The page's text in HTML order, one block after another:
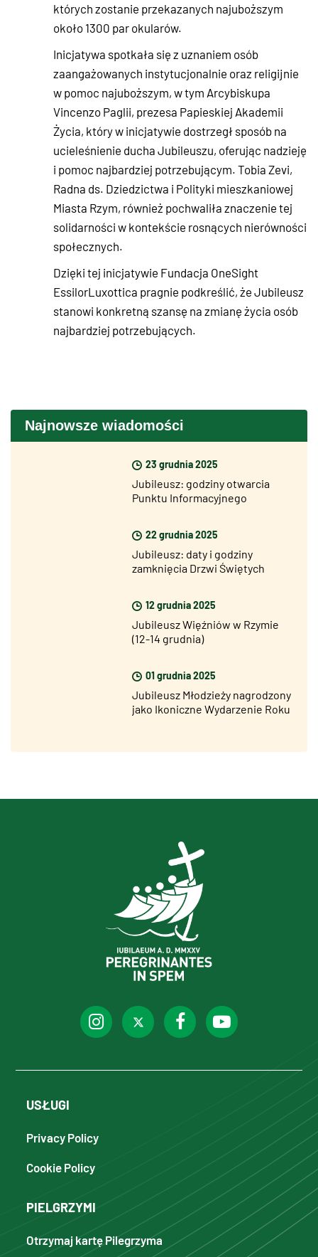
których zostanie przekazanych najuboższym
około 1300 par okularów.
Inicjatywa spotkała się z uznaniem osób
zaangażowanych instytucjonalnie oraz religijnie
w pomoc najuboższym, w tym Arcybiskupa
Vincenzo Paglii, prezesa Papieskiej Akademii
Życia, który w inicjatywie dostrzegł sposób na
ucieleśnienie ducha Jubileuszu, oferując nadzieję
i pomoc najbardziej potrzebującym. Tobia Zevi,
Radna ds. Dziedzictwa i Polityki mieszkaniowej
Miasta Rzym, również pochwaliła znaczenie tej
solidarności w kontekście rosnących nierówności
społecznych.
Dzięki tej inicjatywie Fundacja OneSight
EssilorLuxottica pragnie podkreślić, że Jubileusz
stanowi konkretną szansę na zmianę życia osób
najbardziej potrzebujących.
Najnowsze wiadomości
23 grudnia 2025
Jubileusz: godziny otwarcia
Punktu Informacyjnego
22 grudnia 2025
Jubileusz: daty i godziny
zamknięcia Drzwi Świętych
12 grudnia 2025
Jubileusz Więźniów w Rzymie
(12-14 grudnia)
01 grudnia 2025
Jubileusz Młodzieży nagrodzony
jako Ikoniczne Wydarzenie Roku
USŁUGI
Privacy Policy
Cookie Policy
PIELGRZYMI
Otrzymaj kartę Pilegrzyma